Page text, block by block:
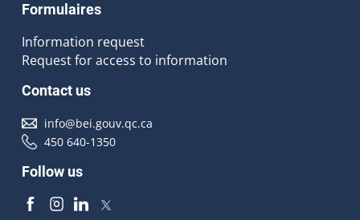
Formulaires
Information request
Request for access to information
Contact us
info@bei.gouv.qc.ca
450 640-1350
Follow us